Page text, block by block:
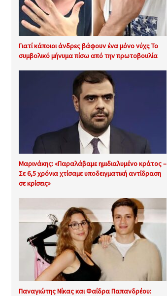
Γιατί κάποιοι άνδρες βάφουν ένα μόνο νύχι; Το
συμβολικό μήνυμα πίσω από την πρωτοβουλία
Μαρινάκης: «Παραλάβαμε ημιδιαλυμένο κράτος –
Σε 6,5 χρόνια χτίσαμε υποδειγματική αντίδραση
σε κρίσεις»
Παναγιώτης Νίκας και Φαίδρα Παπανδρέου: